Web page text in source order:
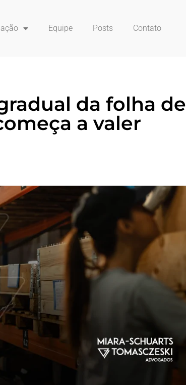
Equipe Posts Contato
da folha de
a valer